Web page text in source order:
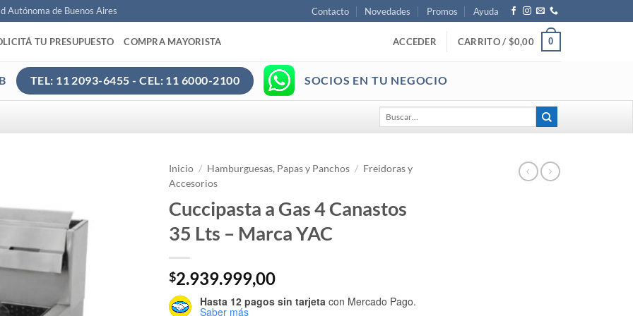
Autónoma de Buenos Aires Contacto Novedades Promos Ayuda
TU PRESUPUESTO COMPRA MAYORISTA ACCEDER CARRITO / $0,00 0
TEL: 11 2093-6455 - CEL: 11 6000-2100 SOCIOS EN TU NEGOCIO
por:
Inicio / Hamburguesas, Papas y Panchos / Freidoras y
Accesorios
Cuccipasta a Gas 4 Canastos
35 Lts – Marca YAC
$2.939.999,00
Hasta 12 pagos sin tarjeta con Mercado Pago.
Saber más